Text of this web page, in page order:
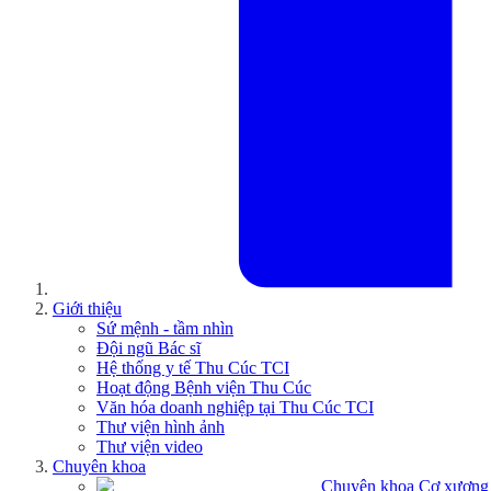
Giới thiệu
Sứ mệnh - tầm nhìn
Đội ngũ Bác sĩ
Hệ thống y tế Thu Cúc TCI
Hoạt động Bệnh viện Thu Cúc
Văn hóa doanh nghiệp tại Thu Cúc TCI
Thư viện hình ảnh
Thư viện video
Chuyên khoa
Chuyên khoa Cơ